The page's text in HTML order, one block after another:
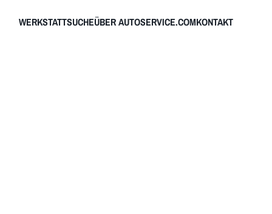
WERKSTATTSUCHEÜBER AUTOSERVICE.COMKONTAKT